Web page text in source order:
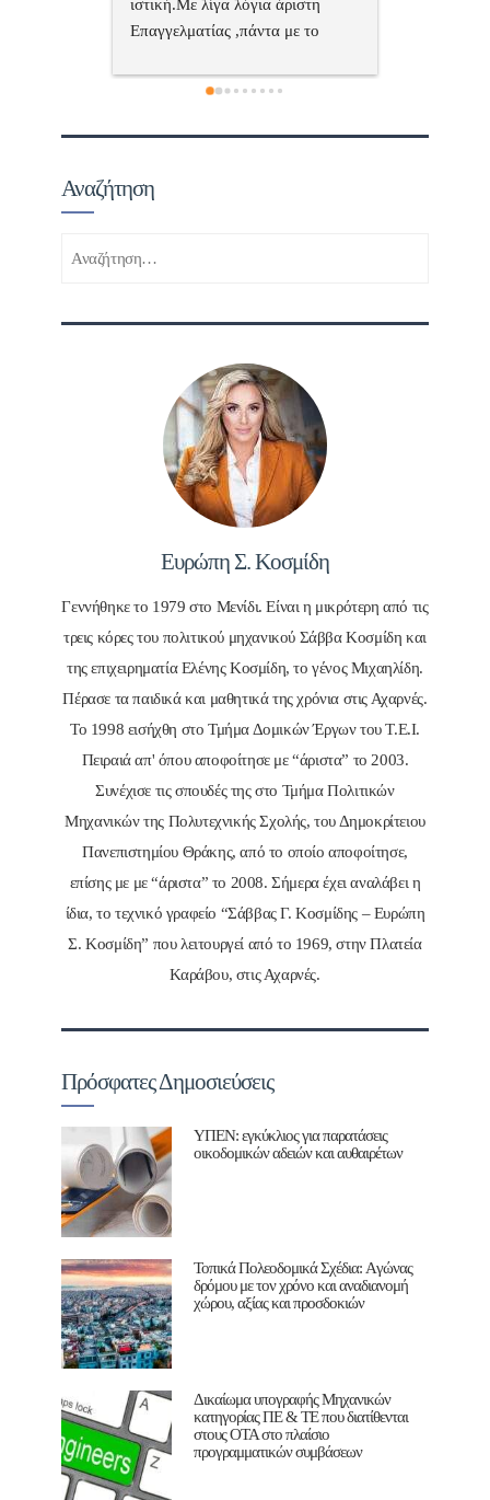
Αναζήτηση
Ευρώπη Σ. Κοσμίδη
Γεννήθηκε το 1979 στο Μενίδι. Είναι η μικρότερη από τις
τρεις κόρες του πολιτικού μηχανικού Σάββα Κοσμίδη και
της επιχειρηματία Ελένης Κοσμίδη, το γένος Μιχαηλίδη.
Πέρασε τα παιδικά και μαθητικά της χρόνια στις Αχαρνές.
Το 1998 εισήχθη στο Τμήμα Δομικών Έργων του Τ.Ε.Ι.
Πειραιά απ' όπου αποφοίτησε με “άριστα” το 2003.
Συνέχισε τις σπουδές της στο Τμήμα Πολιτικών
Μηχανικών της Πολυτεχνικής Σχολής, του Δημοκρίτειου
Πανεπιστημίου Θράκης, από το οποίο αποφοίτησε,
επίσης με με “άριστα” το 2008. Σήμερα έχει αναλάβει η
ίδια, το τεχνικό γραφείο “Σάββας Γ. Κοσμίδης – Ευρώπη
Σ. Κοσμίδη” που λειτουργεί από το 1969, στην Πλατεία
Καράβου, στις Αχαρνές.
Πρόσφατες Δημοσιεύσεις
ΥΠΕΝ: εγκύκλιος για παρατάσεις
οικοδομικών αδειών και αυθαιρέτων
Τοπικά Πολεοδομικά Σχέδια: Aγώνας
δρόμου με τον χρόνο και αναδιανομή
χώρου, αξίας και προσδοκιών
Δικαίωμα υπογραφής Μηχανικών
κατηγορίας ΠΕ & ΤΕ που διατίθενται
στους ΟΤΑ στο πλαίσιο
προγραμματικών συμβάσεων